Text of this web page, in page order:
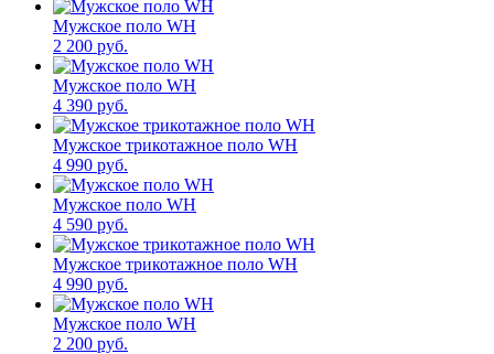
Мужское поло WH
2 200 руб.
Мужское поло WH
4 390 руб.
Мужское трикотажное поло WH
4 990 руб.
Мужское поло WH
4 590 руб.
Мужское трикотажное поло WH
4 990 руб.
Мужское поло WH
2 200 руб.